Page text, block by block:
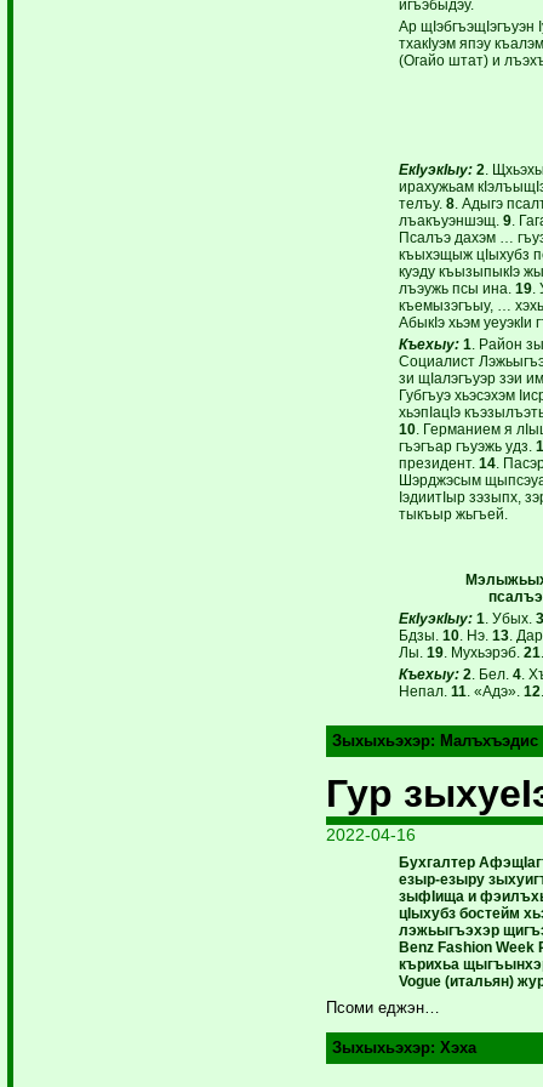
игъэбыдэу.
Ар щIэбгъэщIэгъуэн
тхакIуэм япэу
(Огайо штат) и
ЕкIуэкIыу: 2.
ирахужьам
телъу.8. Адыгэ
лъакъуэншэщ.9.
Псалъэ дахэм …
къыхэщыж цIыхубз
куэду къызыпыкIэ
лъэужь псы ина.19.
къемызэгъыу, …
АбыкIэ хьэм уеуэкIи
Къехыу: 1. Район
Социалист
зи щIалэгъуэр зэи
Губгъуэ хьэсэхэм
хьэпIацIэ
10. Германием я
гъэгъар гъуэжь удз.
президент.14.
Шэрджэсым
IэдиитIыр зэзыпх,
тыкъыр жьгъей.
ЕкIуэкIыу: 1. Убых.
Бдзы.10. Нэ.13.
Лы.19. Мухьэрэб.21
Къехыу: 2. Бел.4.
Непал.11. «Адэ».12
Зыхыхьэхэр: Малъхъэдис
Гур
2022-04-16
Бухгалтер
езыр-езыру
зыфIища и
цIыхубз бостейм
лэжьыгъэхэр
Benz Fashion
кърихьа
Vogue (итальян)
Псоми еджэн…
Зыхыхьэхэр:Хэха